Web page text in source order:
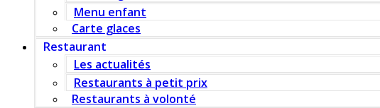
Menu enfant
Carte glaces
Restaurant
Les actualités
Restaurants à petit prix
Restaurants à volonté